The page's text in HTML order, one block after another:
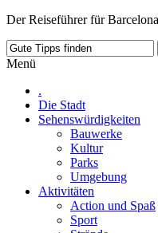
Der Reiseführer für
Menü
.
Die Stadt
Sehenswürdigkeiten
Bauwerke
Kultur
Parks
Umgebung
Aktivitäten
Action und Spaß
Sport